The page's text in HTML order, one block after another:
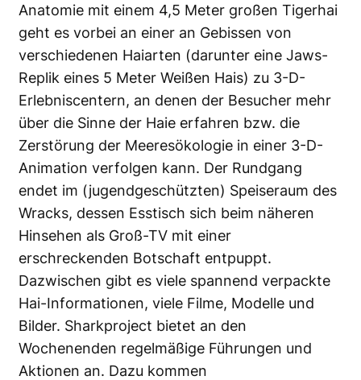
Anatomie mit einem 4,5 Meter großen Tigerhai
geht es vorbei an einer an Gebissen von
verschiedenen Haiarten (darunter eine Jaws-
Replik eines 5 Meter Weißen Hais) zu 3-D-
Erlebniscentern, an denen der Besucher mehr
über die Sinne der Haie erfahren bzw. die
Zerstörung der Meeresökologie in einer 3-D-
Animation verfolgen kann. Der Rundgang
endet im (jugendgeschützten) Speiseraum des
Wracks, dessen Esstisch sich beim näheren
Hinsehen als Groß-TV mit einer
erschreckenden Botschaft entpuppt.
Dazwischen gibt es viele spannend verpackte
Hai-Informationen, viele Filme, Modelle und
Bilder. Sharkproject bietet an den
Wochenenden regelmäßige Führungen und
Aktionen an. Dazu kommen